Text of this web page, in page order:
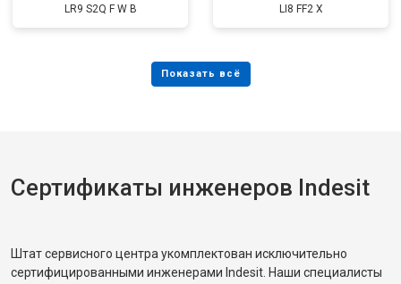
LR9 S2Q F W B LI8 FF2 X
Сертификаты инженеров Indesit
Штат сервисного центра укомплектован исключительно
сертифицированными инженерами Indesit. Наши специалисты